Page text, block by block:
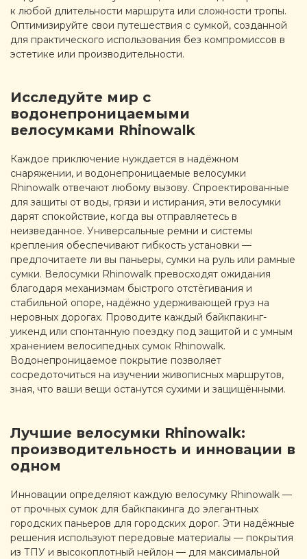
к любой длительности маршрута или сложности тропы.
Оптимизируйте свои путешествия с сумкой, созданной
для практического использования без компромиссов в
эстетике или производительности.
Исследуйте мир с
водонепроницаемыми
велосумками Rhinowalk
Каждое приключение нуждается в надёжном
снаряжении, и водонепроницаемые велосумки
Rhinowalk отвечают любому вызову. Спроектированные
для защиты от воды, грязи и истирания, эти велосумки
дарят спокойствие, когда вы отправляетесь в
неизведанное. Универсальные ремни и системы
крепления обеспечивают гибкость установки —
предпочитаете ли вы паньеры, сумки на руль или рамные
сумки. Велосумки Rhinowalk превосходят ожидания
благодаря механизмам быстрого отстёгивания и
стабильной опоре, надёжно удерживающей груз на
неровных дорогах. Проводите каждый байкпакинг-
уикенд или спонтанную поездку под защитой и с умным
хранением велосипедных сумок Rhinowalk.
Водонепроницаемое покрытие позволяет
сосредоточиться на изучении живописных маршрутов,
зная, что ваши вещи останутся сухими и защищёнными.
Лучшие велосумки Rhinowalk:
производительность и инновации в
одном
Инновации определяют каждую велосумку Rhinowalk —
от прочных сумок для байкпакинга до элегантных
городских паньеров для городских дорог. Эти надёжные
решения используют передовые материалы — покрытия
из ТПУ и высокоплотный нейлон — для максимальной